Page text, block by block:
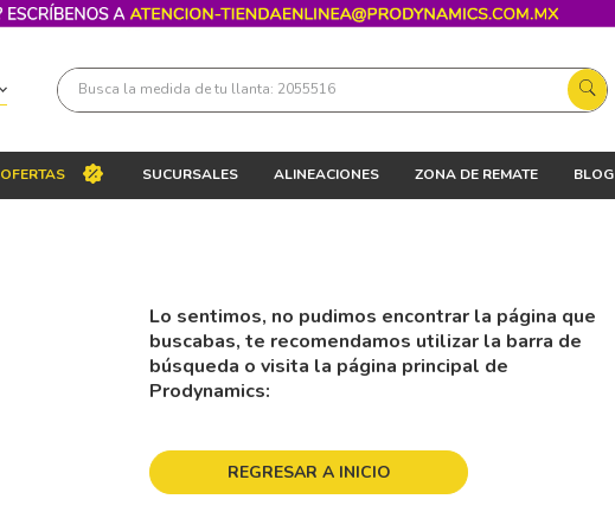
Busca la medida de tu llanta: 2055516
OFERTAS SUCURSALES ALINEACIONES ZONA DE REMATE BLOG
Lo sentimos, no pudimos encontrar la página que
buscabas, te recomendamos utilizar la barra de
búsqueda o visita la página principal de
Prodynamics:
REGRESAR A INICIO
Términos más buscados